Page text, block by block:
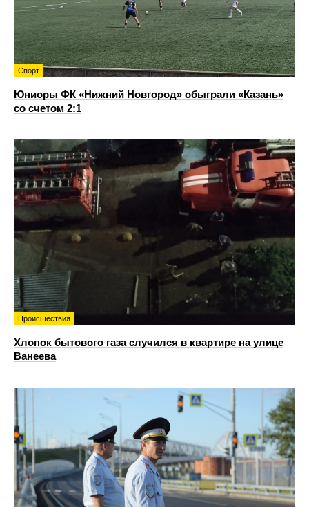
Спорт
Юниоры ФК «Нижний Новгород» обыграли «Казань»
со счетом 2:1
Происшествия
Хлопок бытового газа случился в квартире на улице
Ванеева